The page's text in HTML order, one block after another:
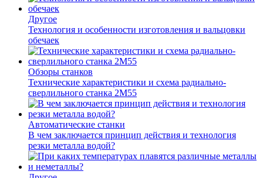
Другое
Технология и особенности изготовления и вальцовки
обечаек
Обзоры станков
Технические характеристики и схема радиально-
сверлильного станка 2М55
Автоматические станки
В чем заключается принцип действия и технология
резки металла водой?